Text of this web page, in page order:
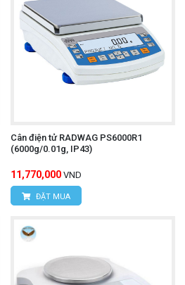
Cân điện tử RADWAG PS6000R1
(6000g/0.01g, IP43)
11,770,000 VND
ĐẶT MUA